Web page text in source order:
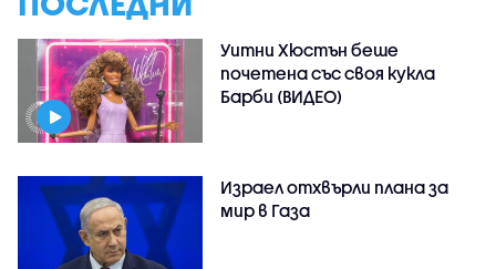
Уитни Хюстън беше
почетена със своя кукла
Барби (ВИДЕО)
Израел отхвърли плана за
мир в Газа